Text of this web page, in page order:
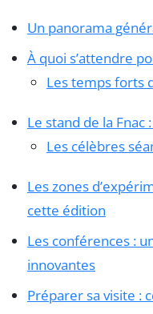
Un panorama
À quoi s’attendre
Les temps forts
Le stand de la Fnac
Les célèbres
Les zones
cette édition
Les conférences :
innovantes
Préparer sa visite :